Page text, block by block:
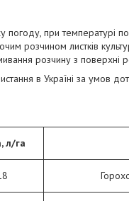
погоду, при температурі
розчином листків
розчину з поверхні
в Україні за умов
л/га